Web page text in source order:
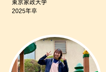
2025年卒